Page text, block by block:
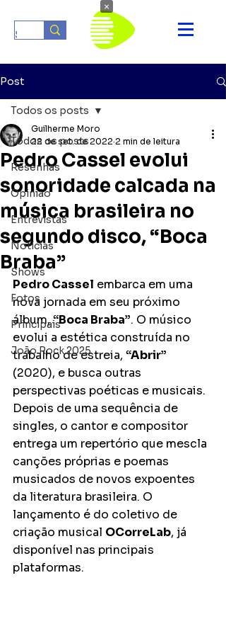
Post
Todos os posts
Resenhas
Opinião
Entrevistas
Notícias
Shows
Fotos
Principais
João Rock 2025
Todos os posts
Pedro Cassel evolui
sonoridade calcada na
música brasileira no
segundo disco, “Boca
Braba”
Guilherme Moro
22 de set. de 2022 2 min de leitura
Pedro Cassel embarca em uma
nova jornada em seu próximo
álbum, “Boca Braba”. O músico
evolui a estética construída no
trabalho de estreia, “Abrir”
(2020), e busca outras
perspectivas poéticas e musicais.
Depois de uma sequência de
singles, o cantor e compositor
entrega um repertório que mescla
canções próprias e poemas
musicados de novos expoentes
da literatura brasileira. O
lançamento é do coletivo de
criação musical OCorreLab, já
disponível nas principais
plataformas.
×